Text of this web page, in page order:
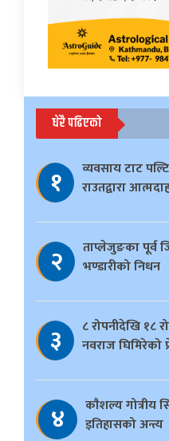
धेरै पढिएको
१
व्यवसाय टाट
राउतद्वारा
२
ताप्लेजुङका पूर्व
भण्डारीको निधन
३
८ रोपनीदेखि १८
नवराज घिमिरेको
४
काैशल्य गोत्रीय
इतिहासको अन्त्य